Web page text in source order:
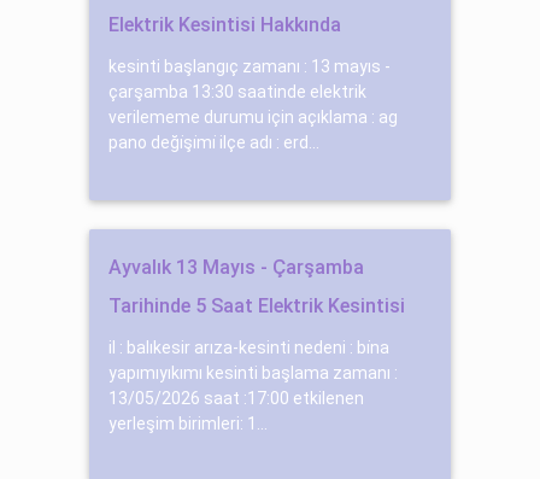
Elektrik Kesintisi Hakkında
kesinti başlangıç zamanı : 13 mayıs -
çarşamba 13:30 saatinde elektrik
verilememe durumu için açıklama : ag
pano deği̇şi̇mi̇ ilçe adı : erd...
Ayvalık 13 Mayıs - Çarşamba
Tarihinde 5 Saat Elektrik Kesintisi
il : balıkesir arıza-kesinti nedeni : bi̇na
yapımıyıkımı kesinti başlama zamanı :
13/05/2026 saat :17:00 etkilenen
yerleşim birimleri: 1...